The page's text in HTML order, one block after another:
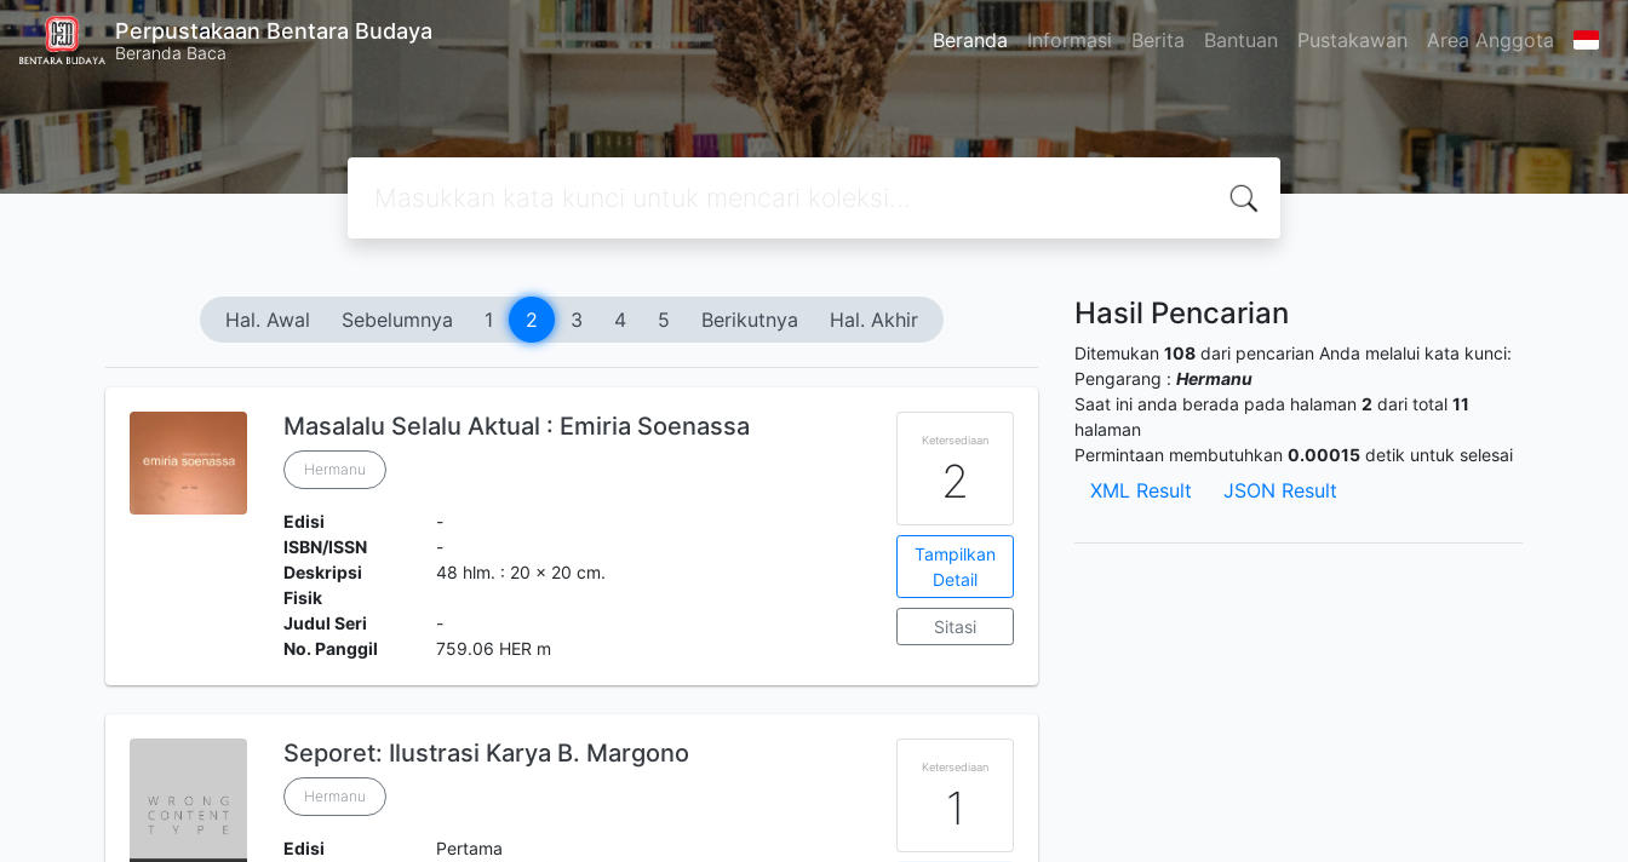
Perpustakaan Bentara Budaya
Beranda Baca Beranda Informasi Berita Bantuan Pustakawan Area Anggota
Hal. Awal Sebelumnya 1 2 3 4 5 Berikutnya Hal. Akhir
Masalalu Selalu Aktual : Emiria Soenassa
Hermanu
Edisi
-
ISBN/ISSN
-
Deskripsi
Fisik
48 hlm. : 20 x 20 cm.
Judul Seri
-
No. Panggil
759.06 HER m
Ketersediaan
2
Tampilkan
Detail
Sitasi
Seporet: Ilustrasi Karya B. Margono
Hermanu
Edisi
Pertama
Ketersediaan
1
Hasil Pencarian
Ditemukan 108 dari pencarian Anda melalui kata kunci:
Pengarang : Hermanu
Saat ini anda berada pada halaman 2 dari total 11
halaman
Permintaan membutuhkan 0.00015 detik untuk selesai
XML Result JSON Result